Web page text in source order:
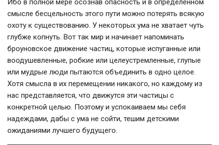
Ибо в полной мере осознав опасность и в определенном
смысле бесцельность этого пути можно потерять всякую
охоту к существованию. У некоторых ума не хватает чуть
глубже копнуть. Вот так мир и начинает напоминать
броуновское движение частиц, которые испуганные или
воодушевленные, робкие или целеустремленные, глупые
или мудрые люди пытаются объединить в одно целое.
Хотя смысла в их перемещении никакого, но каждому из
нас представляется, что движутся эти частицы с
конкретной целью. Поэтому и успокаиваем мы себя
надеждами, дабы с ума не сойти, тешим детскими
ожиданиями лучшего будущего.